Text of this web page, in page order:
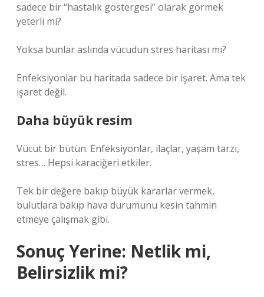
sadece bir “hastalık göstergesi” olarak görmek
yeterli mi?
Yoksa bunlar aslında vücudun stres haritası mı?
Enfeksiyonlar bu haritada sadece bir işaret. Ama tek
işaret değil.
Daha büyük resim
Vücut bir bütün. Enfeksiyonlar, ilaçlar, yaşam tarzı,
stres… Hepsi karaciğeri etkiler.
Tek bir değere bakıp büyük kararlar vermek,
bulutlara bakıp hava durumunu kesin tahmin
etmeye çalışmak gibi.
Sonuç Yerine: Netlik mi,
Belirsizlik mi?